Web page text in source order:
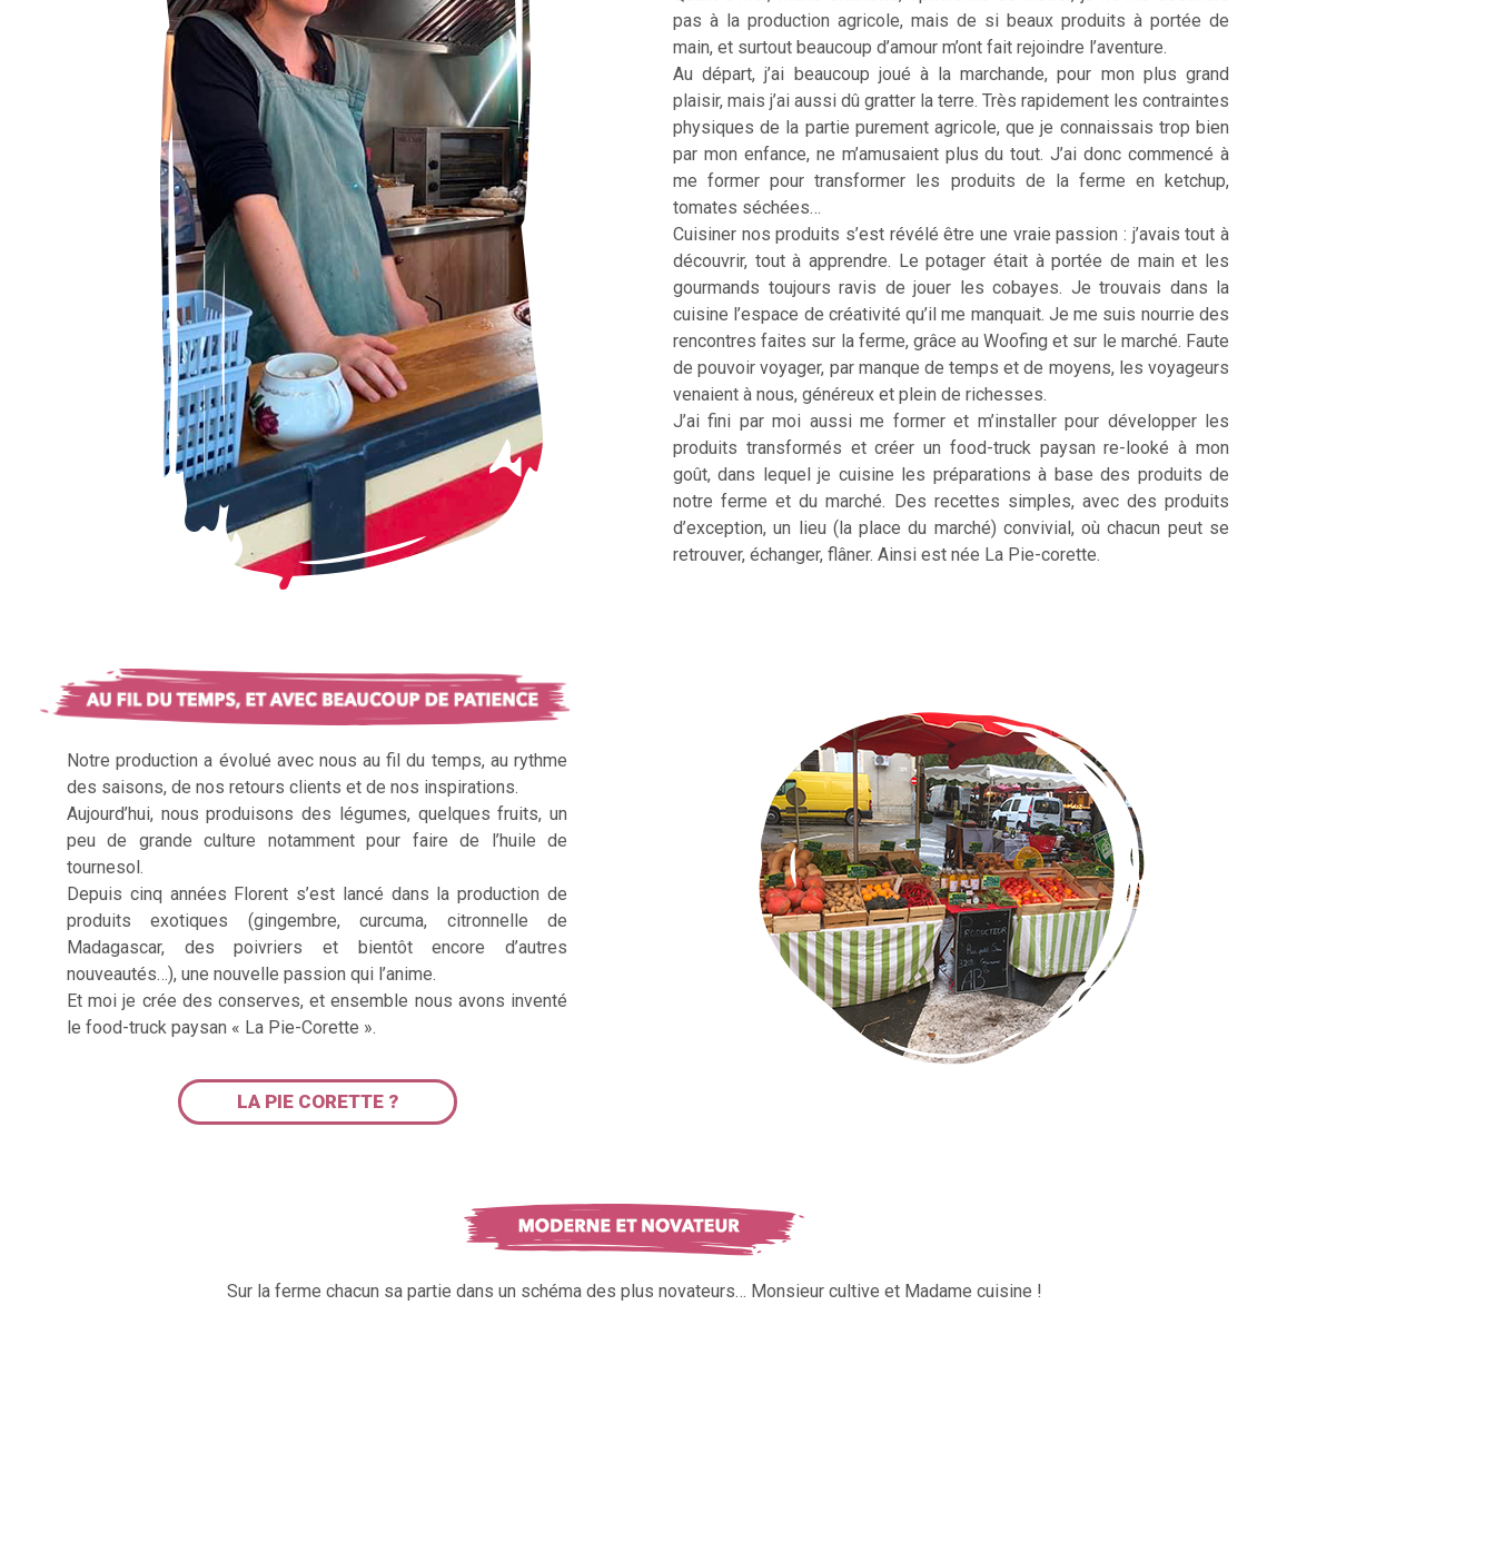
pas à la production agricole, mais de si beaux produits à portée de
main, et surtout beaucoup d’amour m’ont fait rejoindre l’aventure.
Au départ, j’ai beaucoup joué à la marchande, pour mon plus grand
plaisir, mais j’ai aussi dû gratter la terre. Très rapidement les contraintes
physiques de la partie purement agricole, que je connaissais trop bien
par mon enfance, ne m’amusaient plus du tout. J’ai donc commencé à
me former pour transformer les produits de la ferme en ketchup,
tomates séchées…
Cuisiner nos produits s’est révélé être une vraie passion : j’avais tout à
découvrir, tout à apprendre. Le potager était à portée de main et les
gourmands toujours ravis de jouer les cobayes. Je trouvais dans la
cuisine l’espace de créativité qu’il me manquait. Je me suis nourrie des
rencontres faites sur la ferme, grâce au Woofing et sur le marché. Faute
de pouvoir voyager, par manque de temps et de moyens, les voyageurs
venaient à nous, généreux et plein de richesses.
J’ai fini par moi aussi me former et m’installer pour développer les
produits transformés et créer un food-truck paysan re-looké à mon
goût, dans lequel je cuisine les préparations à base des produits de
notre ferme et du marché. Des recettes simples, avec des produits
d’exception, un lieu (la place du marché) convivial, où chacun peut se
retrouver, échanger, flâner. Ainsi est née La Pie-corette.
Notre production a évolué avec nous au fil du temps, au rythme
des saisons, de nos retours clients et de nos inspirations.
Aujourd’hui, nous produisons des légumes, quelques fruits, un
peu de grande culture notamment pour faire de l’huile de
tournesol.
Depuis cinq années Florent s’est lancé dans la production de
produits exotiques (gingembre, curcuma, citronnelle de
Madagascar, des poivriers et bientôt encore d’autres
nouveautés…), une nouvelle passion qui l’anime.
Et moi je crée des conserves, et ensemble nous avons inventé
le food-truck paysan « La Pie-Corette ».
LA PIE CORETTE ?
Sur la ferme chacun sa partie dans un schéma des plus novateurs… Monsieur cultive et Madame cuisine !